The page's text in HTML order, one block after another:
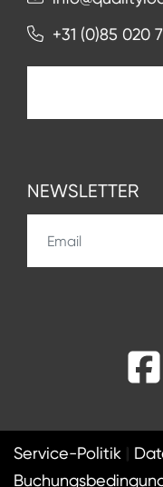
+31 (0)85 020
NEWSLETTER
Service-Politik